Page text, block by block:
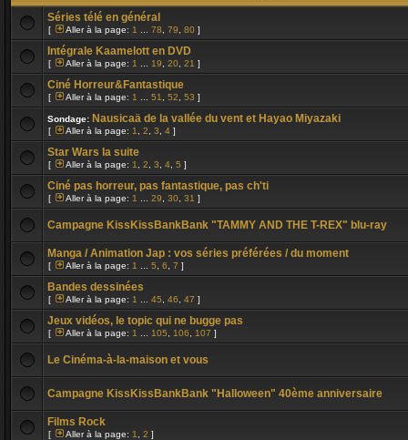
Séries télé en général
[ Aller à la page: 1 78 79 80 ]
Intégrale Kaamelott en DVD
[ Aller à la page: 1 19 20 21 ]
Ciné Horreur&Fantastique
[ Aller à la page: 1 51 52 53 ]
Sondage: Nausicaä de la vallée du vent et Hayao Miyazaki
[ Aller à la page: 1 2 3 4 ]
Star Wars la suite
[ Aller à la page: 1 2 3 4 5 ]
Ciné pas horreur, pas fantastique, pas ch'ti
[ Aller à la page: 1 29 30 31 ]
Campagne KissKissBankBank "TAMMY AND THE T-REX" blu-ray
Manga / Animation Jap : vos séries préférées / du moment
[ Aller à la page: 1 5 6 7 ]
Bandes dessinées
[ Aller à la page: 1 45 46 47 ]
Jeux vidéos, le topic qui ne bugge pas
[ Aller à la page: 1 105 106 107 ]
Le Cinéma-à-la-maison et vous
Campagne KissKissBankBank "Halloween" 40ème anniversaire
Films Rock
[ Aller à la page: 1 2 ]